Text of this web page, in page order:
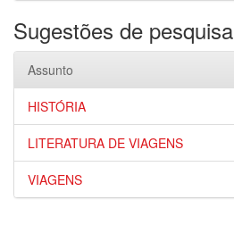
Sugestões de pesquisa
Assunto
HISTÓRIA
LITERATURA DE VIAGENS
VIAGENS